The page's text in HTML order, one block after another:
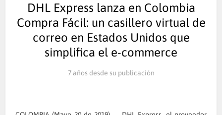
DHL Express lanza en Colombia
Compra Fácil: un casillero virtual de
correo en Estados Unidos que
simplifica el e-commerce
7 años desde su publicación